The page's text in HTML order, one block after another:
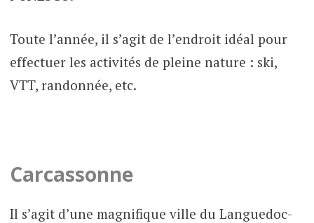
Toute l’année, il s’agit de l’endroit idéal pour
effectuer les activités de pleine nature : ski,
VTT, randonnée, etc.
Carcassonne
Il s’agit d’une magnifique ville du Languedoc-